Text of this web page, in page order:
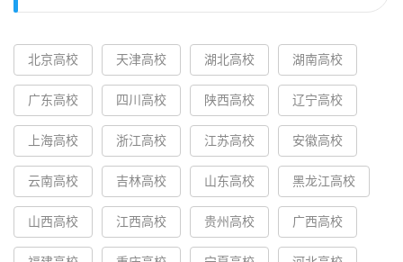
北京高校 天津高校 湖北高校 湖南高校
广东高校 四川高校 陕西高校 辽宁高校
上海高校 浙江高校 江苏高校 安徽高校
云南高校 吉林高校 山东高校 黑龙江高校
山西高校 江西高校 贵州高校 广西高校